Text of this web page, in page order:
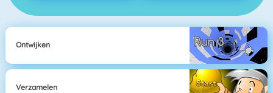
Ontwijken
Verzamelen